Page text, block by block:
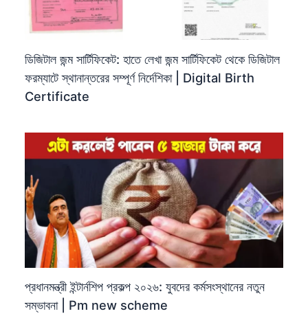
ডিজিটাল জন্ম সার্টিফিকেট: হাতে লেখা জন্ম সার্টিফিকেট থেকে ডিজিটাল
ফরম্যাটে স্থানান্তরের সম্পূর্ণ নির্দেশিকা | Digital Birth
Certificate
প্রধানমন্ত্রী ইন্টার্নশিপ প্রকল্প ২০২৬: যুবদের কর্মসংস্থানের নতুন
সম্ভাবনা | Pm new scheme